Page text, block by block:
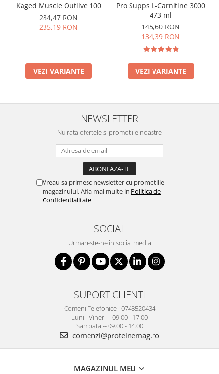
Kaged Muscle Outlive 100
284,47 RON
235,19 RON
VEZI VARIANTE
Pro Supps L-Carnitine 3000
473 ml
145,60 RON
134,39 RON
VEZI VARIANTE
NEWSLETTER
Nu rata ofertele si promotiile noastre
Vreau sa primesc newsletter cu promotiile
magazinului. Afla mai multe in Politica de
Confidentialitate
SOCIAL
Urmareste-ne in social media
SUPORT CLIENTI
Comeni Telefonice : 0748520434
Luni - Vineri -- 09.00 - 17.00
Sambata -- 09.00 - 14.00
comenzi@proteinemag.ro
MAGAZINUL MEU